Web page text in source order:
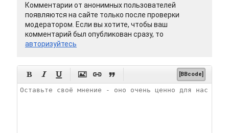
Комментарии от анонимных пользователей
появляются на сайте только после проверки
модератором. Если вы хотите, чтобы ваш
комментарий был опубликован сразу, то
авторизуйтесь
      [BBcode]